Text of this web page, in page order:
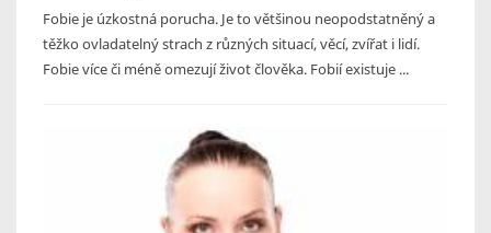
Fobie je úzkostná porucha. Je to většinou neopodstatněný a
těžko ovladatelný strach z různých situací, věcí, zvířat i lidí.
Fobie více či méně omezují život člověka. Fobií existuje ...